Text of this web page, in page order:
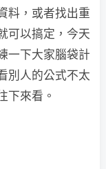
料，或者找出重
可以搞定，今天
一下大家腦袋計
別人的公式不太
下來看。